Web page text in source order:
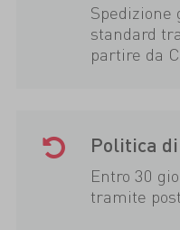
standard
partire da
Politica
Entro 30
tramite